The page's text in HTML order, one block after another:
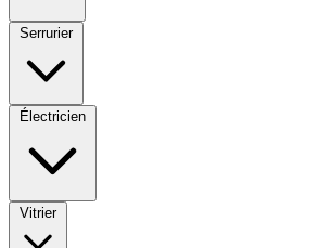
Serrurier
Électricien
Vitrier